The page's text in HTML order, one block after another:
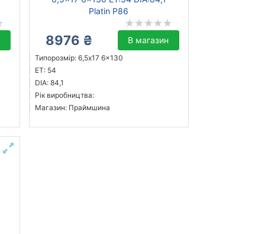
Platin P86
8976 ₴ В магазин
Типорозмір: 6,5x17 6x130
ET: 54
DIA: 84,1
Рік виробництва:
Магазин: Праймшина